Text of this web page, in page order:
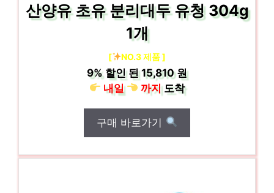
산양유 초유 분리대두 유청 304g
1개
[ NO.3 제품 ]
9% 할인 된15,810 원
내일
까지도착
구매 바로가기